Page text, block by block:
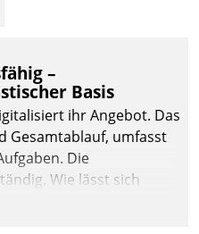
–
Basis
ihr Angebot. Das
Gesamtablauf, umfasst
Die
Wie lässt sich
und zugleich Freiraum